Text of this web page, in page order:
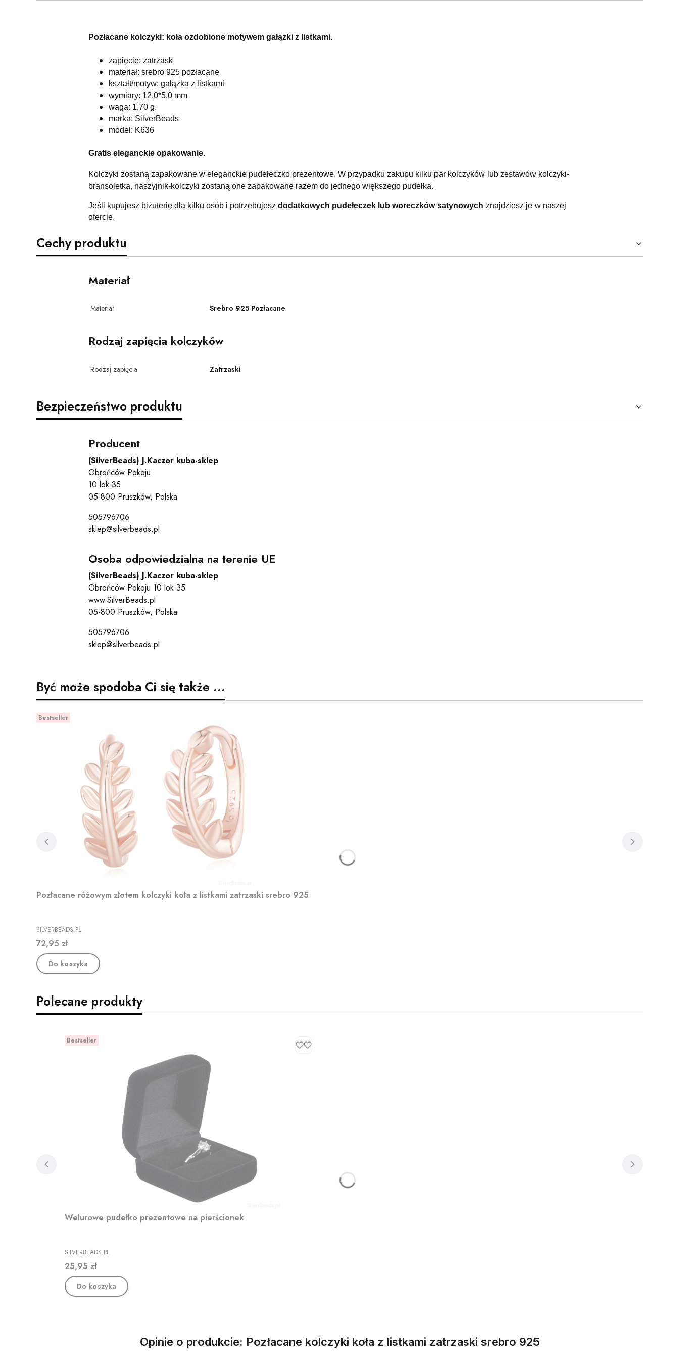
Pozłacane kolczyki: koła ozdobione motywem gałązki z listkami.
zapięcie: zatrzask
materiał: srebro 925 pozłacane
kształt/motyw: gałązka z listkami
wymiary: 12,0*5,0 mm
waga: 1,70 g.
marka: SilverBeads
model: K636
Gratis eleganckie opakowanie.
Kolczyki zostaną zapakowane w eleganckie pudełeczko prezentowe. W przypadku zakupu kilku par kolczyków lub zestawów kolczyki-
bransoletka, naszyjnik-kolczyki zostaną one zapakowane razem do jednego większego pudełka.
Jeśli kupujesz biżuterię dla kilku osób i potrzebujesz dodatkowych pudełeczek lub woreczków satynowych znajdziesz je w naszej
ofercie.
Cechy produktu
Materiał
Materiał Srebro 925 Pozłacane
Rodzaj zapięcia kolczyków
Rodzaj zapięcia Zatrzaski
Bezpieczeństwo produktu
Producent
(SilverBeads) J.Kaczor kuba-sklep
Obrońców Pokoju
10 lok 35
05-800 Pruszków, Polska
505796706
sklep@silverbeads.pl
Osoba odpowiedzialna na terenie UE
(SilverBeads) J.Kaczor kuba-sklep
Obrońców Pokoju 10 lok 35
www.SilverBeads.pl
05-800 Pruszków, Polska
505796706
sklep@silverbeads.pl
Być może spodoba Ci się także ...
Bestseller
Pozłacane różowym złotem kolczyki koła z listkami zatrzaski srebro 925
PRODUCENT
SILVERBEADS.PL
Cena
72,95 zł
Do koszyka
Polecane produkty
Bestseller
Welurowe pudełko prezentowe na pierścionek
PRODUCENT
SILVERBEADS.PL
Cena
25,95 zł
Do koszyka
Opinie o produkcie: Pozłacane kolczyki koła z listkami zatrzaski srebro 925